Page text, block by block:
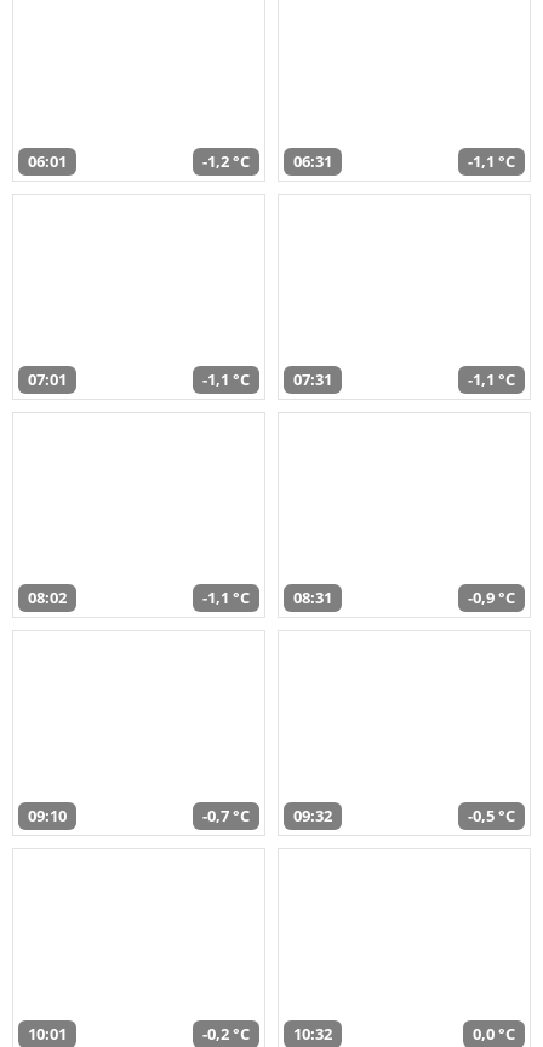
06:01 -1,2 °C 06:31 -1,1 °C
07:01 -1,1 °C 07:31 -1,1 °C
08:02 -1,1 °C 08:31 -0,9 °C
09:10 -0,7 °C 09:32 -0,5 °C
10:01 -0,2 °C 10:32 0,0 °C